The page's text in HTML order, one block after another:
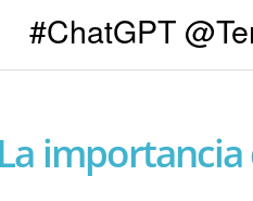
#ChatGPT
La